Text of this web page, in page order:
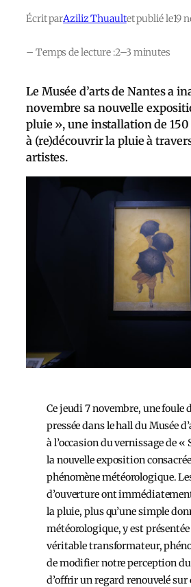
Écrit parAziliz Thuaultet publié le19
– Temps de lecture :2–3 minutes
Le Musée d’arts de Nantes a
novembre sa nouvelle
pluie », une installation de
à (re)découvrir la pluie à
artistes.
Ce jeudi 7 novembre, une foule
pressée dans le hall du Musée
à l’occasion du vernissage de «
la nouvelle exposition
phénomène météorologique.
d’ouverture ont
la pluie, plus qu’une simple
météorologique, y est
véritable transformateur,
de modifier notre perception
d’offrir un regard renouvelé sur